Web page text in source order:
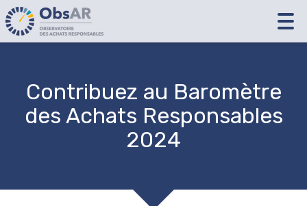
Contribuez au Baromètre
des Achats Responsables
2024